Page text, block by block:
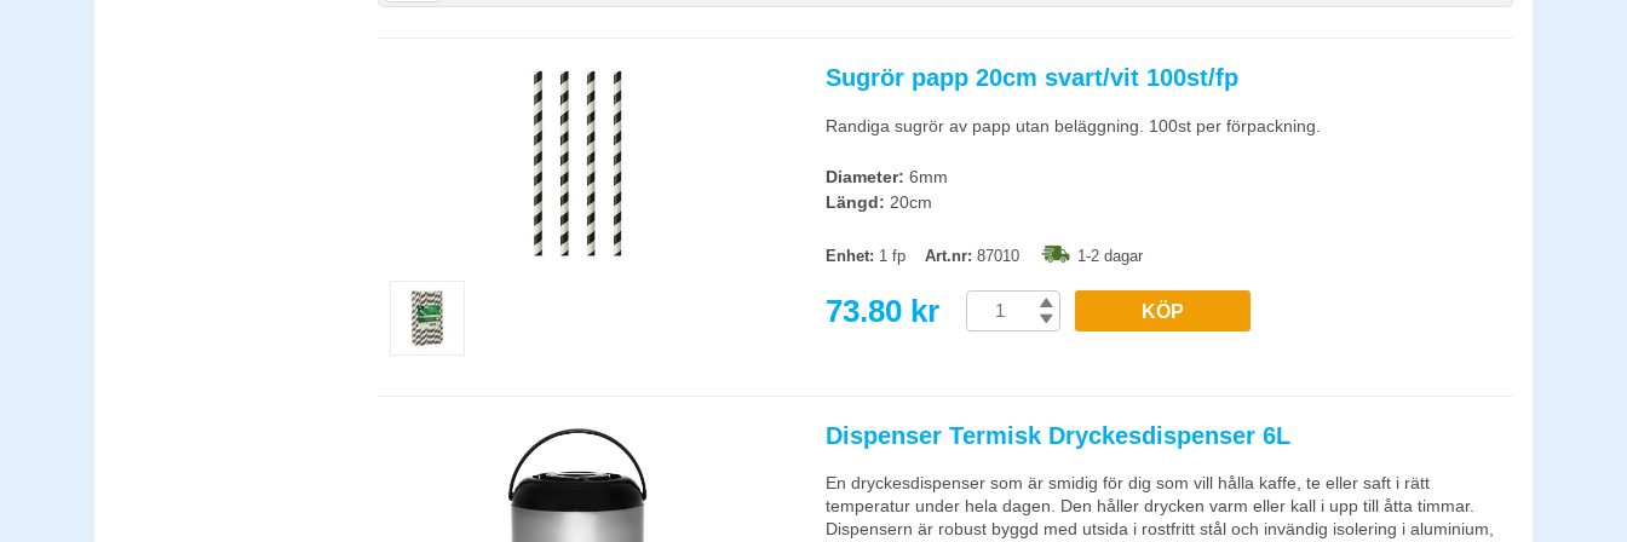
Sugrör papp 20cm svart/vit 100st/fp
Randiga sugrör av papp utan beläggning. 100st per förpackning.
Diameter: 6mm
Längd: 20cm
Enhet: 1 fp Art.nr: 87010 1-2 dagar
73.80 kr KÖP
Dispenser Termisk Dryckesdispenser 6L
En dryckesdispenser som är smidig för dig som vill hålla kaffe, te eller saft i rätt
temperatur under hela dagen. Den håller drycken varm eller kall i upp till åtta timmar.
Dispensern är robust byggd med utsida i rostfritt stål och invändig isolering i aluminium,